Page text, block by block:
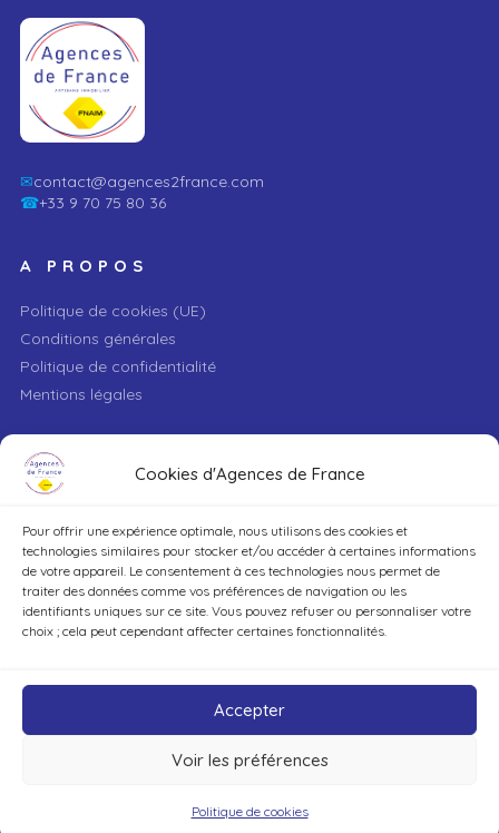
Cookies d'Agences de France
Pour offrir une expérience optimale, nous utilisons des cookies et
technologies similaires pour stocker et/ou accéder à certaines informations
de votre appareil. Le consentement à ces technologies nous permet de
traiter des données comme vos préférences de navigation ou les
identifiants uniques sur ce site. Vous pouvez refuser ou personnaliser votre
choix ; cela peut cependant affecter certaines fonctionnalités.
Accepter
Voir les préférences
Politique de cookies
✉contact@agences2france.com
☎+33 9 70 75 80 36
A PROPOS
Politique de cookies (UE)
Conditions générales
Politique de confidentialité
Mentions légales
VILLE
TYPE DE BIEN
DÉCOUVRIR